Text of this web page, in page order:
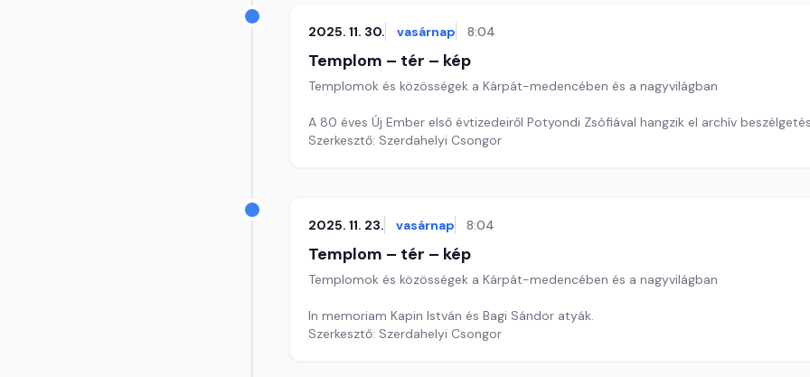
2025. 11. 30. vasárnap 8:04
Templom – tér – kép
Templomok és közösségek a Kárpát-medencében és a nagyvilágban
A 80 éves Új Ember első évtizedeiről Potyondi Zsófiával hangzik el archív
Szerkesztő: Szerdahelyi Csongor
2025. 11. 23. vasárnap 8:04
Templom – tér – kép
Templomok és közösségek a Kárpát-medencében és a nagyvilágban
In memoriam Kapin István és Bagi Sándor atyák.
Szerkesztő: Szerdahelyi Csongor